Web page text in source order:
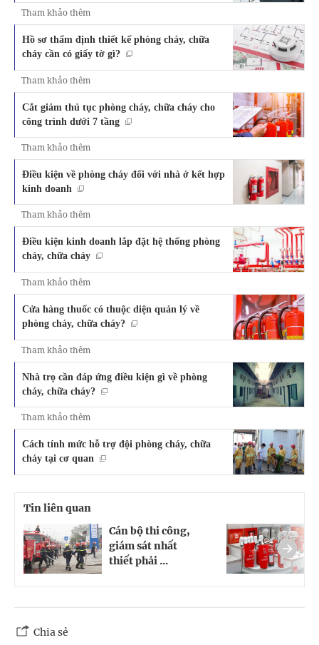
Tham khảo thêm
Hồ sơ thẩm định thiết kế phòng cháy, chữa
cháy cần có giấy tờ gì?
Tham khảo thêm
Cắt giảm thủ tục phòng cháy, chữa cháy cho
công trình dưới 7 tầng
Tham khảo thêm
Điều kiện về phòng cháy đối với nhà ở kết hợp
kinh doanh
Tham khảo thêm
Điều kiện kinh doanh lắp đặt hệ thống phòng
cháy, chữa cháy
Tham khảo thêm
Cửa hàng thuốc có thuộc diện quản lý về
phòng cháy, chữa cháy?
Tham khảo thêm
Nhà trọ cần đáp ứng điều kiện gì về phòng
cháy, chữa cháy?
Tham khảo thêm
Cách tính mức hỗ trợ đội phòng cháy, chữa
cháy tại cơ quan
Tin liên quan
Cán bộ thi công,
giám sát nhất
thiết phải ...
Chia sẻ